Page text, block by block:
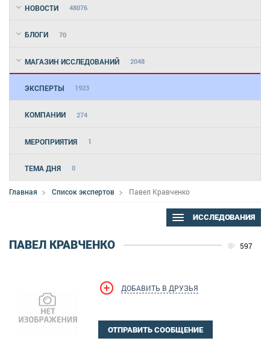
НОВОСТИ 48076
БЛОГИ 70
МАГАЗИН ИССЛЕДОВАНИЙ 2048
ЭКСПЕРТЫ 1923
КОМПАНИИ 274
МЕРОПРИЯТИЯ 1
ТЕМА ДНЯ 0
Главная Список экспертов Павел Кравченко
ИССЛЕДОВАНИЯ
ПАВЕЛ КРАВЧЕНКО 597
ДОБАВИТЬ В ДРУЗЬЯ
ОТПРАВИТЬ СООБЩЕНИЕ